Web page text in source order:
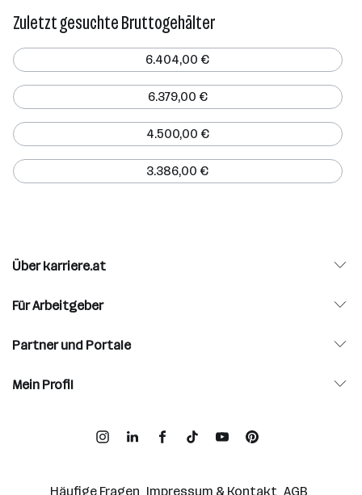
Zuletzt gesuchte Bruttogehälter
6.404,00 €
6.379,00 €
4.500,00 €
3.386,00 €
Über karriere.at
Für Arbeitgeber
Partner und Portale
Mein Profil
Häufige Fragen Impressum & Kontakt AGB